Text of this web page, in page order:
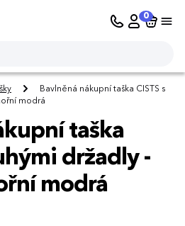
0
Bavlněná nákupní taška CISTS s
modrá
taška
držadly -
modrá